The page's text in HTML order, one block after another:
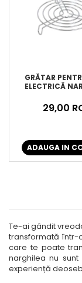
GRĂTAR
ELECTRICĂ
29,00
ADAUGA IN
Te-ai gândit
transformată
care te poate
narghilea nu
experiență